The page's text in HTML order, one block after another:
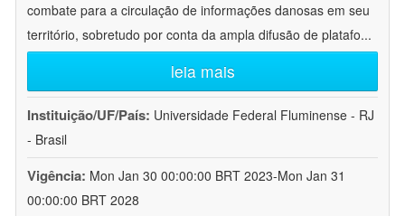
combate para a circulação de informações danosas em seu
território, sobretudo por conta da ampla difusão de platafo...
leia mais
Instituição/UF/País: Universidade Federal Fluminense - RJ
- Brasil
Vigência: Mon Jan 30 00:00:00 BRT 2023-Mon Jan 31
00:00:00 BRT 2028